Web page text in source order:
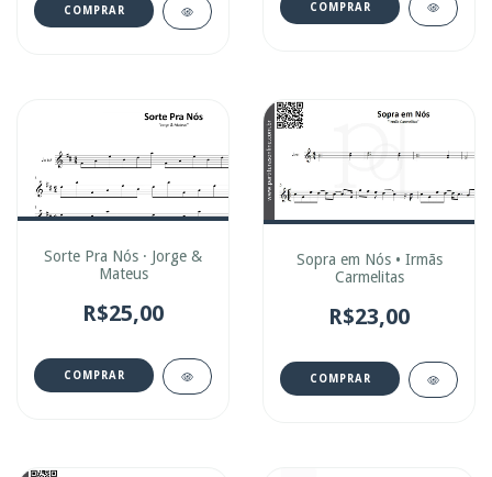
COMPRAR COMPRAR
Sorte Pra Nós · Jorge &
Mateus
R$25,00
COMPRAR
Sopra em Nós • Irmãs
Carmelitas
R$23,00
COMPRAR